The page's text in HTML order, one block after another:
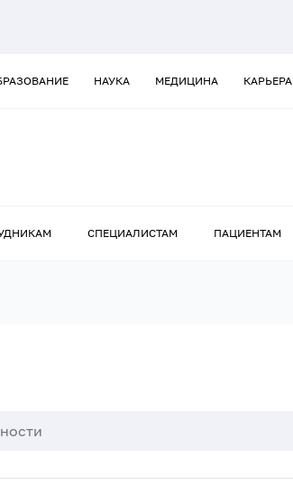
НАУКА МЕДИЦИНА КАРЬЕРА
СПЕЦИАЛИСТАМ ПАЦИЕНТАМ